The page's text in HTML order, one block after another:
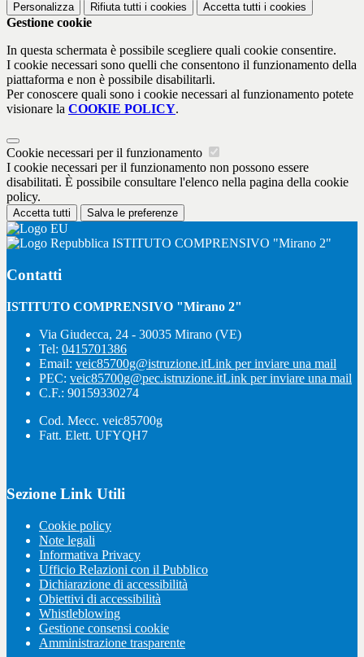
Personalizza Rifiuta tutti i cookies Accetta tutti i cookies
Gestione cookie
In questa schermata è possibile scegliere quali cookie consentire.
I cookie necessari sono quelli che consentono il funzionamento della
piattaforma e non è possibile disabilitarli.
Per conoscere quali sono i cookie necessari al funzionamento potete
visionare la COOKIE POLICY.
Cookie necessari per il funzionamento
I cookie necessari per il funzionamento non possono essere
disabilitati. È possibile consultare l'elenco nella pagina della cookie
policy.
Accetta tutti Salva le preferenze
ISTITUTO COMPRENSIVO "Mirano 2"
Contatti
ISTITUTO COMPRENSIVO "Mirano 2"
Via Giudecca, 24 - 30035 Mirano (VE)
Tel: 0415701386
Email: veic85700g@istruzione.itLink per inviare una mail
PEC: veic85700g@pec.istruzione.itLink per inviare una mail
C.F.: 90159330274
Cod. Mecc. veic85700g
Fatt. Elett. UFYQH7
Sezione Link Utili
Cookie policy
Note legali
Informativa Privacy
Ufficio Relazioni con il Pubblico
Dichiarazione di accessibilità
Obiettivi di accessibilità
Whistleblowing
Gestione consensi cookie
Amministrazione trasparente